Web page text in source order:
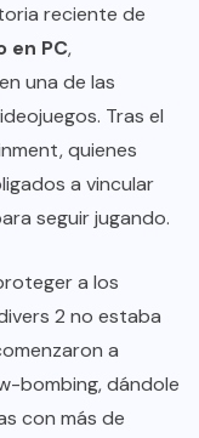
reciente de
en PC,
una de las
Tras el
quienes
a vincular
seguir jugando.
a los
2 no estaba
a
bombing, dándole
con más de